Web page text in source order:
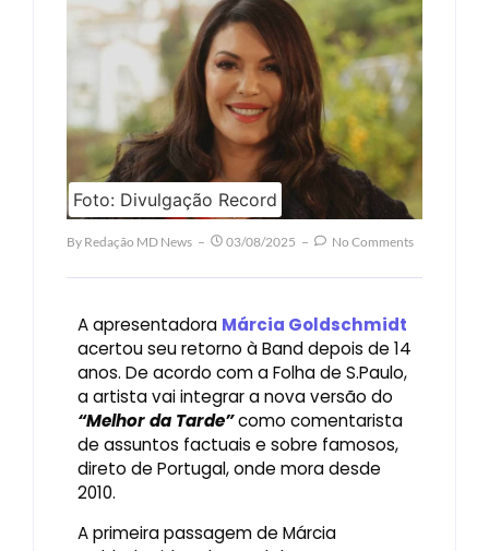
Foto: Divulgação Record
By Redação MD News 03/08/2025 No Comments
A apresentadora Márcia Goldschmidt
acertou seu retorno à Band depois de 14
anos. De acordo com a Folha de S.Paulo,
a artista vai integrar a nova versão do
“Melhor da Tarde”como comentarista
de assuntos factuais e sobre famosos,
direto de Portugal, onde mora desde
2010.
A primeira passagem de Márcia